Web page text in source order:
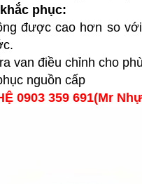
phục:
được cao hơn so
van điều chỉnh cho
nguồn cấp
0903 359 691(Mr